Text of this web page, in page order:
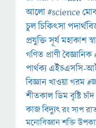
আলো#science
চুলচিকিৎসা
প্রযুক্তিসূর্যমহাকাশ
গণিত প্রাণীবৈজ্ঞানিক
পার্থক্য এইচএসসি-
বিজ্ঞানখাওয়াগরম
শীতকালডিমবৃষ্টিচাঁদ
কাজবিদ্যুৎরংসাপ
মনোবিজ্ঞানশক্তি